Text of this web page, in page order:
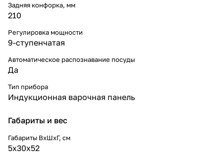
Задняя конфорка, мм
210
Регулировка мощности
9-ступенчатая
Автоматическое распознавание посуды
Да
Тип прибора
Индукционная варочная панель
Габариты и вес
Габариты ВхШхГ, cм
5x30x52